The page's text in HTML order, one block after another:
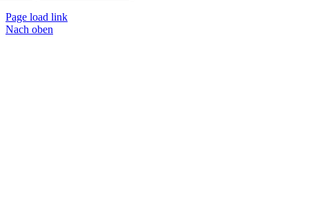
Page load link
Nach oben